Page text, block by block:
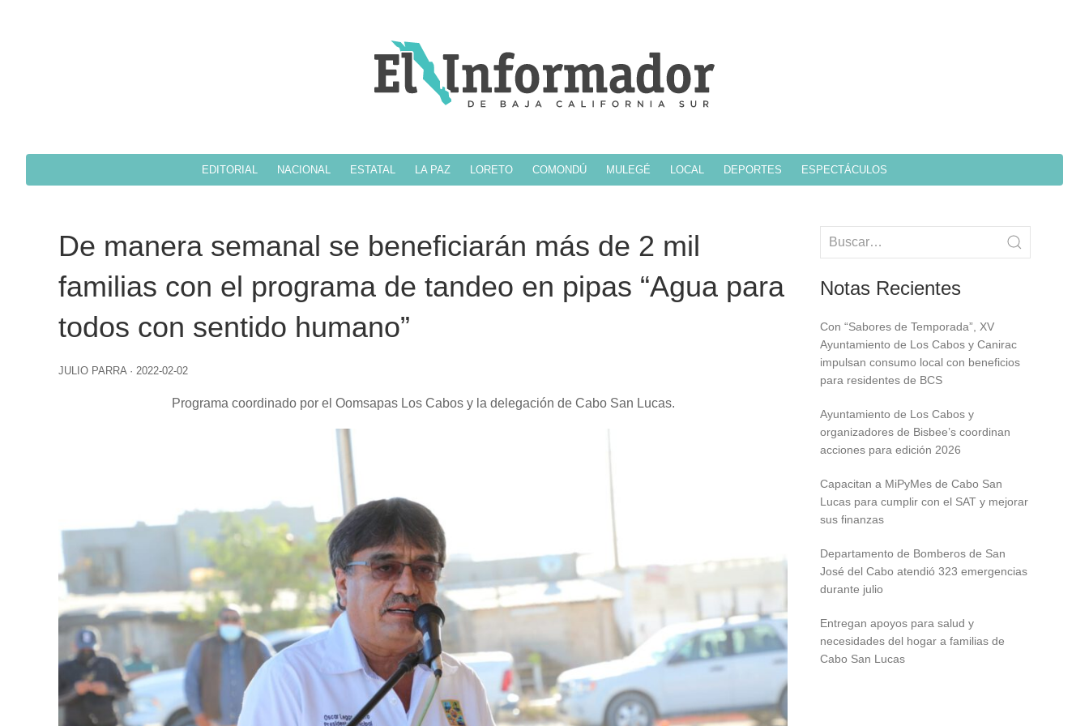
EDITORIAL NACIONAL ESTATAL LA PAZ LORETO COMONDÚ MULEGÉ LOCAL DEPORTES ESPECTÁCULOS
De manera semanal se beneficiarán más de 2 mil
familias con el programa de tandeo en pipas “Agua para
todos con sentido humano”
JULIO PARRA · 2022-02-02
Programa coordinado por el Oomsapas Los Cabos y la delegación de Cabo San Lucas.
Notas Recientes
Con “Sabores de Temporada”, XV
Ayuntamiento de Los Cabos y Canirac
impulsan consumo local con beneficios
para residentes de BCS
Ayuntamiento de Los Cabos y
organizadores de Bisbee’s coordinan
acciones para edición 2026
Capacitan a MiPyMes de Cabo San
Lucas para cumplir con el SAT y mejorar
sus finanzas
Departamento de Bomberos de San
José del Cabo atendió 323 emergencias
durante julio
Entregan apoyos para salud y
necesidades del hogar a familias de
Cabo San Lucas